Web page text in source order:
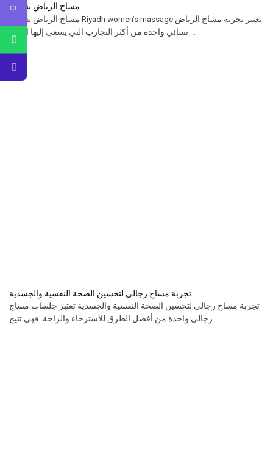
مساج الرياض نسائي
مساج الرياض نسائي Riyadh women’s massage تعتبر تجربة مساج الرياض
تجربة مساج رجالي لتحسين الصحة النفسية والجسدية
تجربة مساج رجالي لتحسين الصحة النفسية والجسدية تعتبر جلسات مساج
رجالي واحدة من أفضل الطرق للاسترخاء والراحة. فهي تتيح ...